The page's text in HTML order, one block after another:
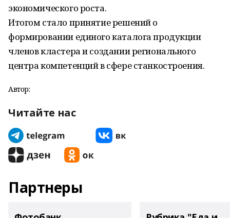
экономического роста.
Итогом стало принятие решений о
формировании единого каталога продукции
членов кластера и создании регионального
центра компетенций в сфере станкостроения.
Автор:
Читайте нас
Партнеры